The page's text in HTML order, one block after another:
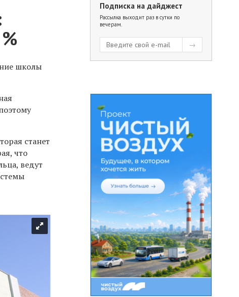
школы
станет
что
ведут
Подписка на дайджест
Рассылка выходит раз в сутки по
вечерам.